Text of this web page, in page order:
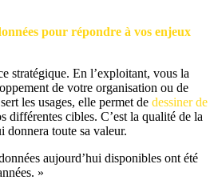
pour répondre à vos enjeux
stratégique. En l’exploitant, vous la
de votre organisation ou de
les usages, elle permet de dessiner de
différentes cibles. C’est la qualité de la
donnera toute sa valeur.
aujourd’hui disponibles ont été
»